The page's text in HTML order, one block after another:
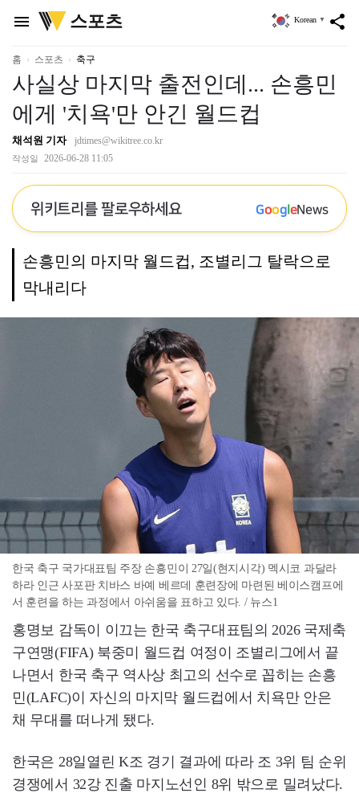
menu
위
키
리
스포츠 share
Korean ▼
홈 스포츠 축구
사실상 마지막 출전인데... 손흥민
에게 '치욕'만 안긴 월드컵
채석원 기자 jdtimes@wikitree.co.kr
작성일 2026-06-28 11:05
위키트리를 팔로우하세요 GoogleNews
손흥민의 마지막 월드컵, 조별리그 탈락으로
막내리다
한국 축구 국가대표팀 주장 손흥민이 27일(현지시각) 멕시코 과달라
하라 인근 사포판 치바스 바예 베르데 훈련장에 마련된 베이스캠프에
서 훈련을 하는 과정에서 아쉬움을 표하고 있다. / 뉴스1
홍명보 감독이 이끄는 한국 축구대표팀의 2026 국제축
구연맹(FIFA) 북중미 월드컵 여정이 조별리그에서 끝
나면서 한국 축구 역사상 최고의 선수로 꼽히는 손흥
민(LAFC)이 자신의 마지막 월드컵에서 치욕만 안은
채 무대를 떠나게 됐다.
한국은 28일열린 K조 경기 결과에 따라 조 3위 팀 순위
경쟁에서 32강 진출 마지노선인 8위 밖으로 밀려났다.